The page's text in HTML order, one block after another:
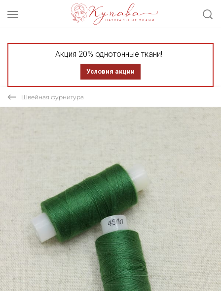
Акция 20% однотонные ткани!
Условия акции
Швейная фурнитура